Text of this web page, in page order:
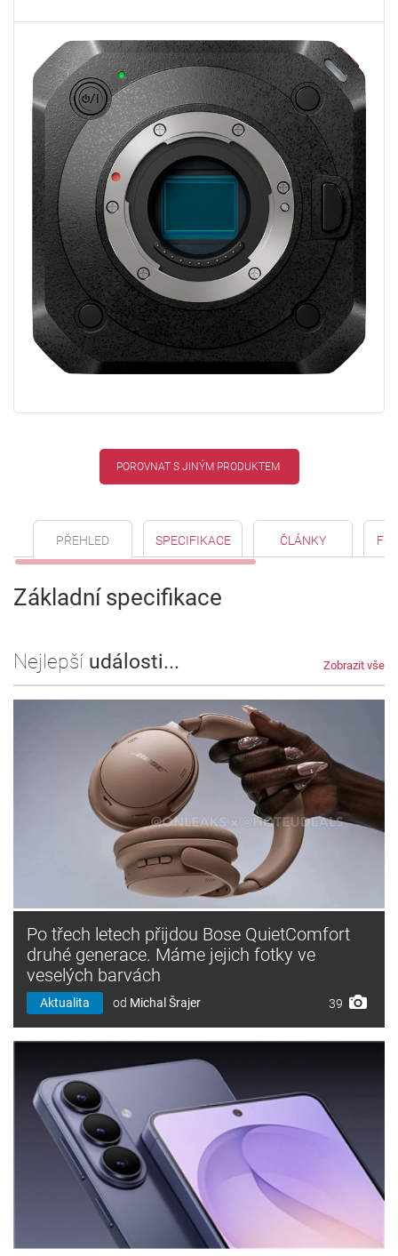
POROVNAT S JINÝM PRODUKTEM
PŘEHLED SPECIFIKACE ČLÁNKY
Základní specifikace
Nejlepší události... Zobrazit vše
Po třech letech přijdou Bose QuietComfort
druhé generace. Máme jejich fotky ve
veselých barvách
Aktualita od Michal Šrajer 39